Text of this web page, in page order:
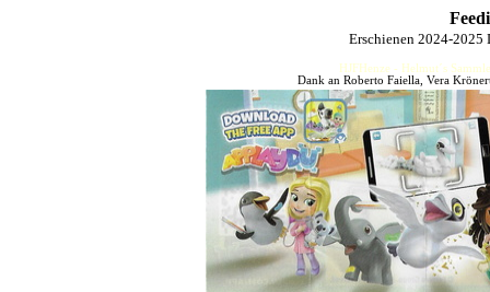
Erschienen 2024-2025
HJFHenze - Helmut´s
Dank an Roberto Faiella, Vera